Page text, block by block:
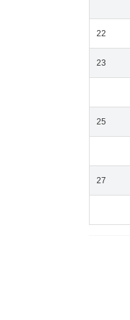
22
23
25
27